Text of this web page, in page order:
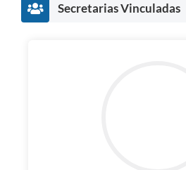
Secretarias Vinculadas